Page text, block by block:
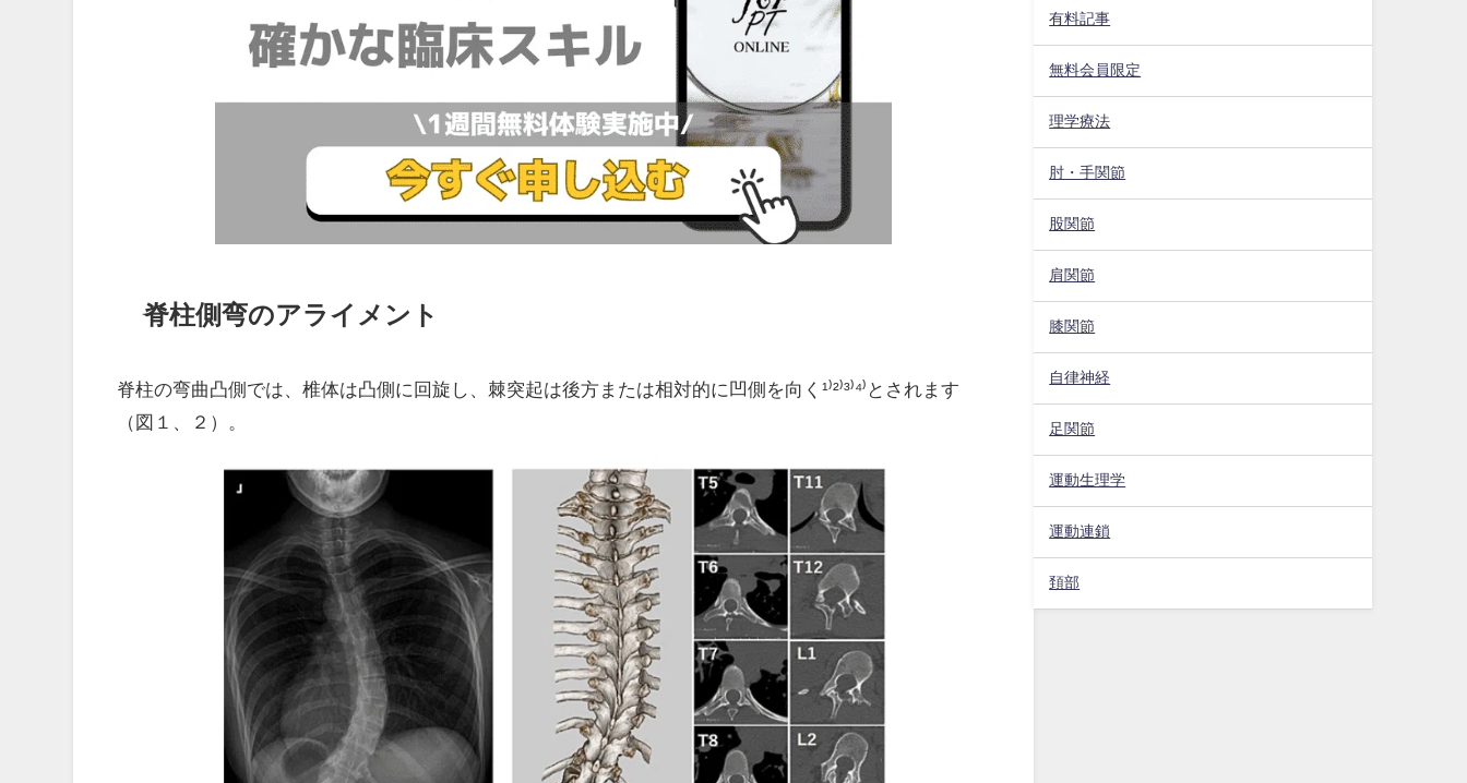
脊柱側弯のアライメント
脊柱の弯曲凸側では、椎体は凸側に回旋し、棘突起は後方または相対的に凹側を向く¹⁾²⁾³⁾⁴⁾とされます
（図１、２）。
有料記事
無料会員限定
理学療法
肘・手関節
股関節
肩関節
膝関節
自律神経
足関節
運動生理学
運動連鎖
頚部